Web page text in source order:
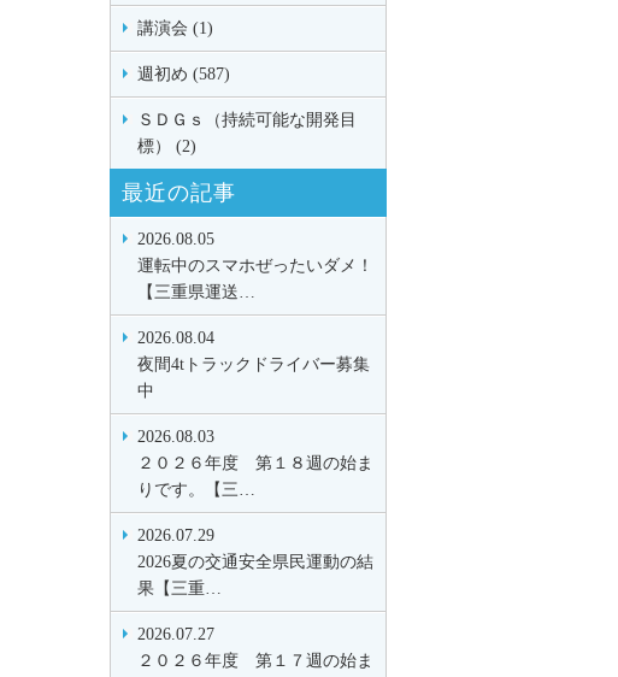
講演会 (1)
週初め (587)
ＳＤＧｓ（持続可能な開発目
標） (2)
最近の記事
2026.08.05
運転中のスマホぜったいダメ！
【三重県運送…
2026.08.04
夜間4tトラックドライバー募集
中
2026.08.03
２０２６年度 第１８週の始ま
りです。【三…
2026.07.29
2026夏の交通安全県民運動の結
果【三重…
2026.07.27
２０２６年度 第１７週の始ま